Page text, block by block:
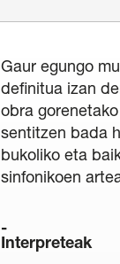
Gaur egungo
definitua izan
obra
sentitzen bada
bukoliko eta
sinfonikoen
Interpreteak